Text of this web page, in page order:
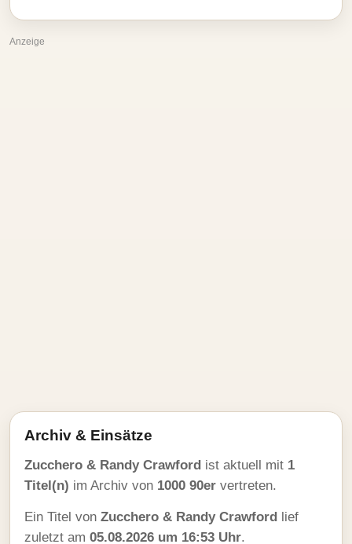
Anzeige
Archiv & Einsätze
Zucchero & Randy Crawford ist aktuell mit 1
Titel(n) im Archiv von 1000 90er vertreten.
Ein Titel von Zucchero & Randy Crawford lief
zuletzt am 05.08.2026 um 16:53 Uhr.